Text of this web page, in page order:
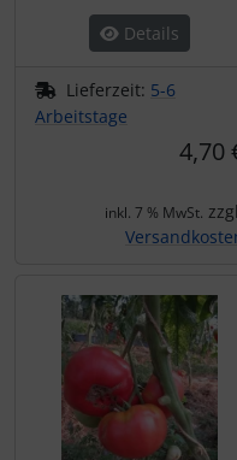
Details
Lieferzeit: 5-6
Arbeitstage
4,70
inkl. 7 % MwSt.